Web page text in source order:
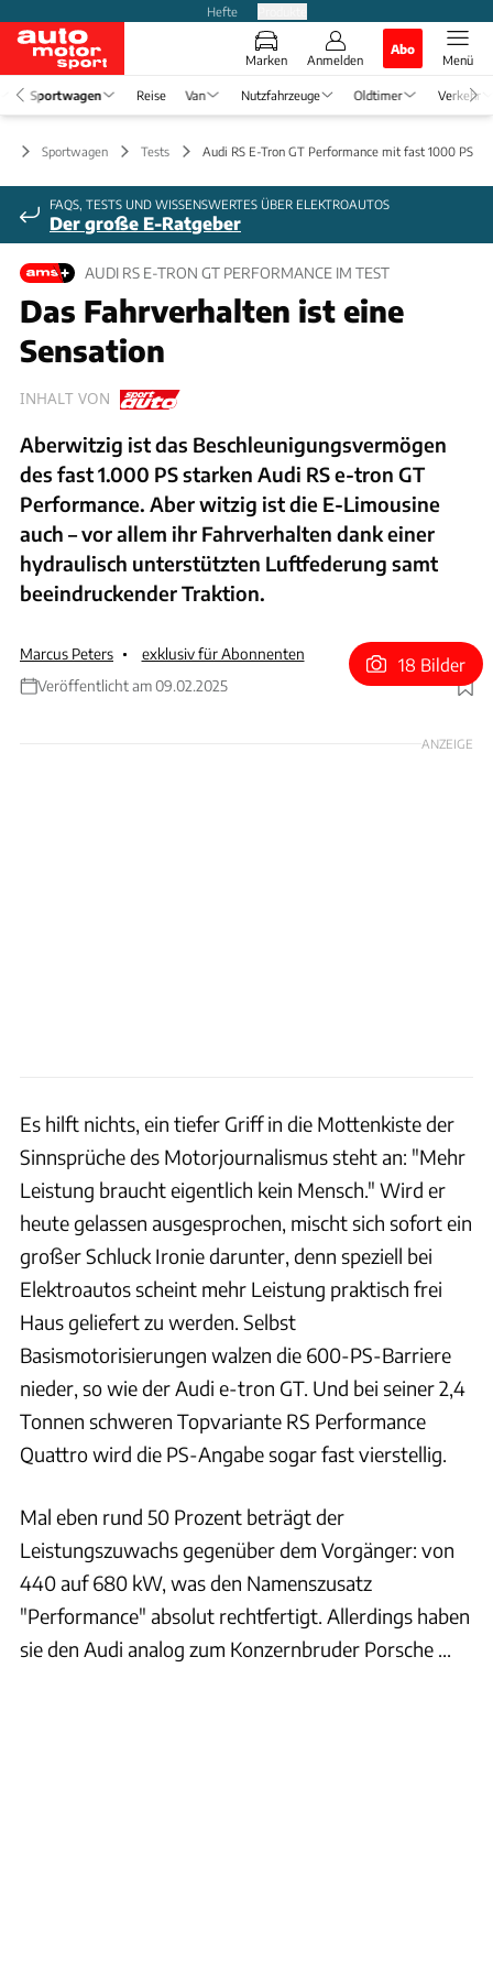
Hefte
Marken Anmelden
Abo
Menü
Sportwagen Reise Van Nutzfahrzeuge Oldtimer Verkehr
Sportwagen Tests Audi RS E-Tron GT Performance mit fast 1000 PS im
FAQS, TESTS UND WISSENSWERTES ÜBER ELEKTROAUTOS
Der große E-Ratgeber
AUDI RS E-TRON GT PERFORMANCE IM TEST
Das Fahrverhalten ist eine
Sensation
INHALT VON
Aberwitzig ist das Beschleunigungsvermögen
des fast 1.000 PS starken Audi RS e-tron GT
Performance. Aber witzig ist die E-Limousine
auch – vor allem ihr Fahrverhalten dank einer
hydraulisch unterstützten Luftfederung samt
beeindruckender Traktion.
Marcus Peters
exklusiv für Abonnenten
Veröffentlicht am 09.02.2025
Foto: Hans-Dieter Seufert
18 Bilder
ANZEIGE
Es hilft nichts, ein tiefer Griff in die Mottenkiste der
Sinnsprüche des Motorjournalismus steht an: "Mehr
Leistung braucht eigentlich kein Mensch." Wird er
heute gelassen ausgesprochen, mischt sich sofort ein
großer Schluck Ironie darunter, denn speziell bei
Elektroautos scheint mehr Leistung praktisch frei
Haus geliefert zu werden. Selbst
Basismotorisierungen walzen die 600-PS-Barriere
nieder, so wie der Audi e-tron GT. Und bei seiner 2,4
Tonnen schweren Topvariante RS Performance
Quattro wird die PS-Angabe sogar fast vierstellig.
Mal eben rund 50 Prozent beträgt der
Leistungszuwachs gegenüber dem Vorgänger: von
440 auf 680 kW, was den Namenszusatz
"Performance" absolut rechtfertigt. Allerdings haben
sie den Audi analog zum Konzernbruder Porsche ...